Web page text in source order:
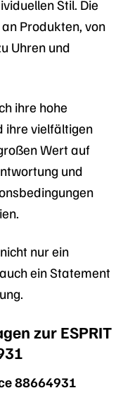
Stil. Die
Produkten, von
Uhren und
ihre hohe
ihre vielfältigen
Wert auf
und
nur ein
ein Statement
zur ESPRIT
88664931